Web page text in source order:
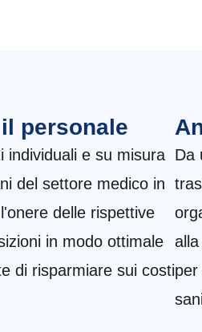
personale
individuali e su misura
del settore medico in
delle rispettive
in modo ottimale
di risparmiare sui costi
Da
per